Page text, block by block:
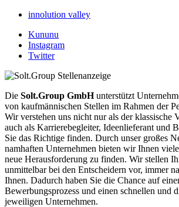
innolution valley
Kununu
Instagram
Twitter
Die Solt.Group GmbHunterstützt
von kaufmännischen Stellen im Rahmen der
Wir verstehen uns nicht nur als der klassische
auch als Karrierebegleiter, Ideenlieferant und
Sie das Richtige finden. Durch unser großes
namhaften Unternehmen bieten wir Ihnen
neue Herausforderung zu finden. Wir stellen
unmittelbar bei den Entscheidern vor, immer
Ihnen. Dadurch haben Sie die Chance auf
Bewerbungsprozess und einen schnellen und
jeweiligen Unternehmen.